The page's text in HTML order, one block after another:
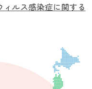
ルス感染症に関する